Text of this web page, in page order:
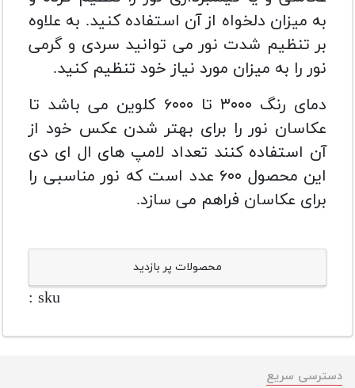
به میزان دلخواه از آن استفاده کنید. به علاوه
بر تنظیم شدت نور می توانید سردی و گرمی
نور را به میزان مورد نیاز خود تنظیم کنید.
دمای رنگ ۳۰۰۰ تا ۶۰۰۰ کلوین می باشد تا
عکاسان نور را برای بهتر شدن عکس خود از
آن استفاده کنند تعداد لامپ های ال ای دی
این محصول ۶۰۰ عدد است که نور مناسبی را
برای عکاسان فراهم می سازد.
محصولات پر بازدید
sku :
دسترسی سریع